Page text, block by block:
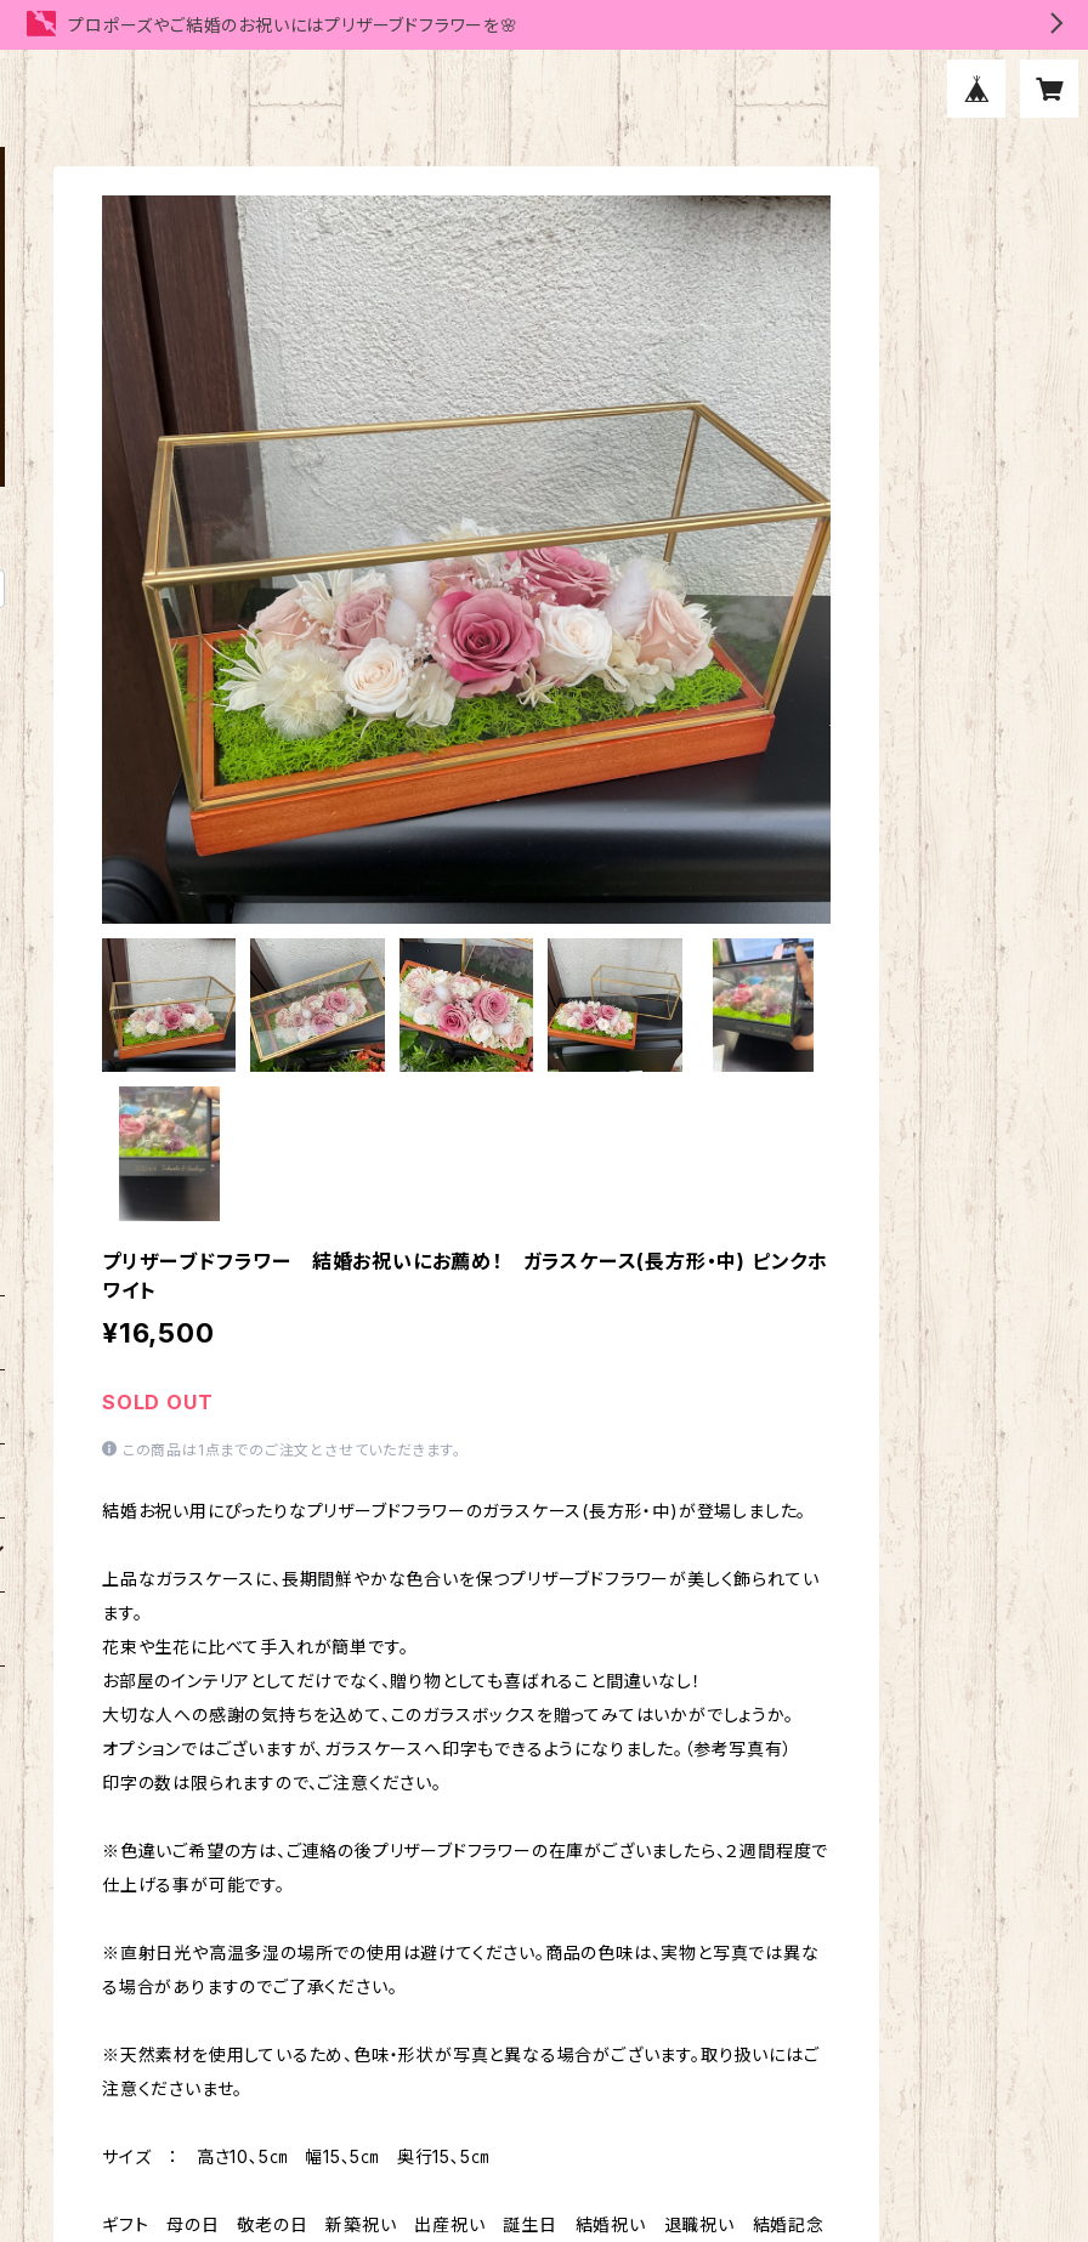
プロポーズやご結婚のお祝いにはプリザーブドフラワーを🌸
プリザーブドフラワー 結婚お祝いにお薦め！ ガラスケース(長方形・中) ピンクホ
ワイト
¥16,500
SOLD OUT
この商品は1点までのご注文とさせていただきます。
結婚お祝い用にぴったりなプリザーブドフラワーのガラスケース(長方形・中)が登場しました。
上品なガラスケースに、長期間鮮やかな色合いを保つプリザーブドフラワーが美しく飾られてい
ます。
花束や生花に比べて手入れが簡単です。
お部屋のインテリアとしてだけでなく、贈り物としても喜ばれること間違いなし！
大切な人への感謝の気持ちを込めて、このガラスボックスを贈ってみてはいかがでしょうか。
オプションではございますが、ガラスケースへ印字もできるようになりました。（参考写真有）
印字の数は限られますので、ご注意ください。
※色違いご希望の方は、ご連絡の後プリザーブドフラワーの在庫がございましたら、２週間程度で
仕上げる事が可能です。
※直射日光や高温多湿の場所での使用は避けてください。商品の色味は、実物と写真では異な
る場合がありますのでご了承ください。
※天然素材を使用しているため、色味・形状が写真と異なる場合がございます。取り扱いにはご
注意くださいませ。
サイズ ： 高さ10､5㎝ 幅15､5㎝ 奥行15､5㎝
ギフト 母の日 敬老の日 新築祝い 出産祝い 誕生日 結婚祝い 退職祝い 結婚記念